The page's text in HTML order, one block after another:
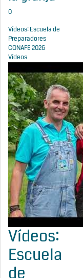
0
Vídeos: Escuela de
Preparadores
CONAFE 2026
Vídeos
Vídeos:
Escuela
de